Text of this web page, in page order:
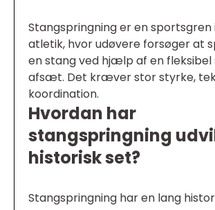
Stangspringning er en sportsgren
atletik, hvor udøvere forsøger at
en stang ved hjælp af en fleksibel
afsæt. Det kræver stor styrke,
koordination.
Hvordan har
stangspringning
historisk set?
Stangspringning har en lang